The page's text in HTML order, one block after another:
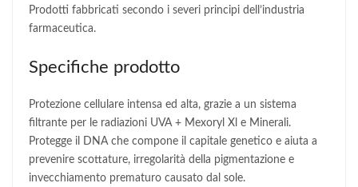
Prodotti fabbricati secondo i severi principi dell’industria
farmaceutica.
Specifiche prodotto
Protezione cellulare intensa ed alta, grazie a un sistema
filtrante per le radiazioni UVA + Mexoryl Xl e Minerali.
Protegge il DNA che compone il capitale genetico e aiuta a
prevenire scottature, irregolarità della pigmentazione e
invecchiamento prematuro causato dal sole.